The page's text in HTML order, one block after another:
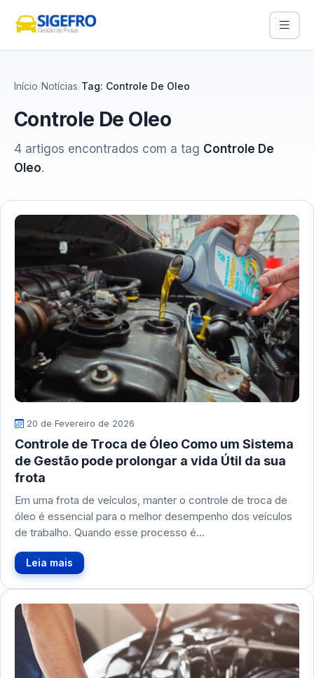
Início Notícias Tag: Controle De Oleo
Controle De Oleo
4 artigos encontrados com a tag Controle De
Oleo.
20 de Fevereiro de 2026
Controle de Troca de Óleo Como um Sistema
de Gestão pode prolongar a vida Útil da sua
frota
Em uma frota de veículos, manter o controle de troca de
óleo é essencial para o melhor desempenho dos veículos
de trabalho. Quando esse processo é…
Leia mais